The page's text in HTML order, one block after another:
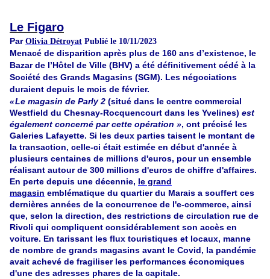
Le Figaro
Par Olivia Détroyat Publié le 10/11/2023
Menacé de disparition après plus de 160 ans d’existence, le
Bazar de l’Hôtel de Ville (BHV) a été définitivement cédé à la
Société des Grands Magasins (SGM). Les négociations
duraient depuis le mois de février.
« Le magasin de Parly 2 (situé dans le centre commercial
Westfield du Chesnay-Rocquencourt dans les Yvelines) est
également concerné par cette opération », ont précisé les
Galeries Lafayette. Si les deux parties taisent le montant de
la transaction, celle-ci était estimée en début d'année à
plusieurs centaines de millions d'euros, pour un ensemble
réalisant autour de 300 millions d'euros de chiffre d'affaires.
En perte depuis une décennie, le grand
magasin emblématique du quartier du Marais a souffert ces
dernières années de la concurrence de l'e-commerce, ainsi
que, selon la direction, des restrictions de circulation rue de
Rivoli qui compliquent considérablement son accès en
voiture. En tarissant les flux touristiques et locaux, manne
de nombre de grands magasins avant le Covid, la pandémie
avait achevé de fragiliser les performances économiques
d'une des adresses phares de la capitale.